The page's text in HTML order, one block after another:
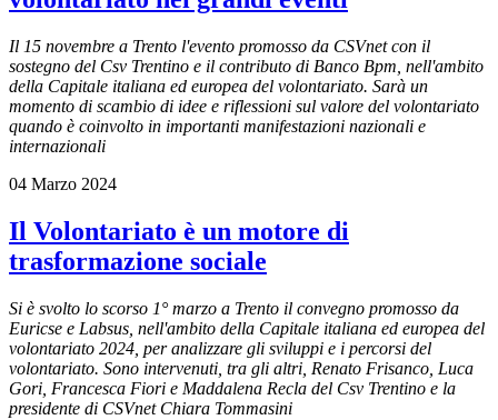
Il 15 novembre a Trento l'evento promosso da CSVnet con il
sostegno del Csv Trentino e il contributo di Banco Bpm, nell'ambito
della Capitale italiana ed europea del volontariato. Sarà un
momento di scambio di idee e riflessioni sul valore del volontariato
quando è coinvolto in importanti manifestazioni nazionali e
internazionali
04 Marzo 2024
Il Volontariato è un motore di
trasformazione sociale
Si è svolto lo scorso 1° marzo a Trento il convegno promosso da
Euricse e Labsus, nell'ambito della Capitale italiana ed europea del
volontariato 2024, per analizzare gli sviluppi e i percorsi del
volontariato. Sono intervenuti, tra gli altri, Renato Frisanco, Luca
Gori, Francesca Fiori e Maddalena Recla del Csv Trentino e la
presidente di CSVnet Chiara Tommasini